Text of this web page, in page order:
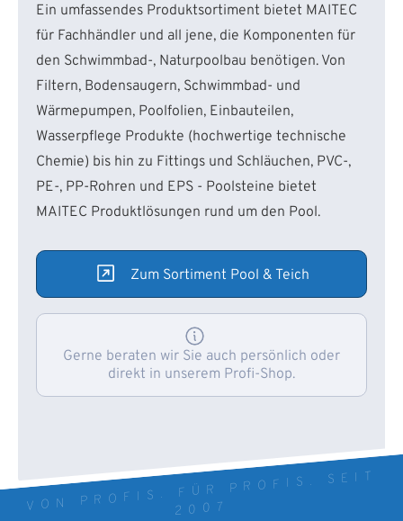
Ein umfassendes Produktsortiment bietet MAITEC
für Fachhändler und all jene, die Komponenten für
den Schwimmbad-, Naturpoolbau benötigen. Von
Filtern, Bodensaugern, Schwimmbad- und
Wärmepumpen, Poolfolien, Einbauteilen,
Wasserpflege Produkte (hochwertige technische
Chemie) bis hin zu Fittings und Schläuchen, PVC-,
PE-, PP-Rohren und EPS - Poolsteine bietet
MAITEC Produktlösungen rund um den Pool.
Zum Sortiment Pool & Teich
Gerne beraten wir Sie auch persönlich oder
direkt in unserem Profi-Shop.
VON PROFIS. FÜR PROFIS. SEIT
2007